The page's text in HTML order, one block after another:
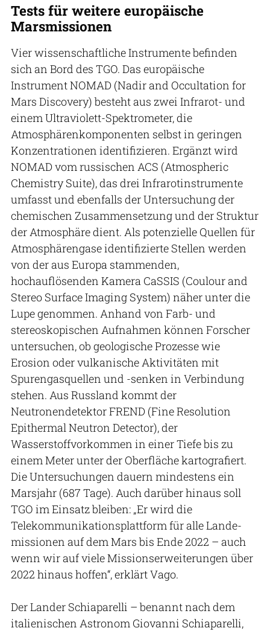
Tests für weitere europäische
Marsmissionen
Vier wissenschaftliche Instrumente befinden
sich an Bord des TGO. Das europäische
Instrument NOMAD (Nadir and Occultation for
Mars Discovery) besteht aus zwei Infrarot- und
einem Ultraviolett-Spektrometer, die
Atmosphärenkomponenten selbst in geringen
Konzentrationen identifizieren. Ergänzt wird
NOMAD vom russischen ACS (Atmospheric
Chemistry Suite), das drei Infrarotinstrumente
umfasst und ebenfalls der Untersuchung der
chemischen Zusammensetzung und der Struktur
der Atmosphäre dient. Als potenzielle Quellen für
Atmosphärengase identifizierte Stellen werden
von der aus Europa stammenden,
hochauflösenden Kamera CaSSIS (Coulour and
Stereo Surface Imaging System) näher unter die
Lupe genommen. Anhand von Farb- und
stereoskopischen Aufnahmen können Forscher
untersuchen, ob geologische Prozesse wie
Erosion oder vulkanische Aktivitäten mit
Spurengasquellen und -senken in Verbindung
stehen. Aus Russland kommt der
Neutronendetektor FREND (Fine Resolution
Epithermal Neutron Detector), der
Wasserstoffvorkommen in einer Tiefe bis zu
einem Meter unter der Oberfläche kartografiert.
Die Untersuchungen dauern mindestens ein
Marsjahr (687 Tage). Auch darüber hinaus soll
TGO im Einsatz bleiben: „Er wird die
Telekommunikationsplattform für alle Lande­
missionen auf dem Mars bis Ende 2022 – auch
wenn wir auf viele Missionserweiterungen über
2022 hinaus hoffen“, erklärt Vago.
Der Lander Schiaparelli – benannt nach dem
italienischen Astronom Giovanni Schiaparelli,